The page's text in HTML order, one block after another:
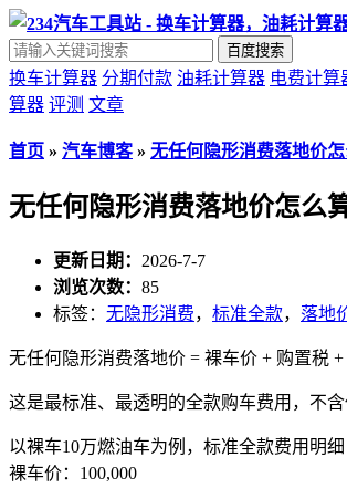
百度搜索
换车计算器 分期付款 油耗计算器 电费计算
算器 评测 文章
首页 » 汽车博客» 无任何隐形消费落地价
无任何隐形消费落地价怎么
更新日期： 2026-7-7
浏览次数： 85
标签： 无隐形消费， 标准全款， 落地
无任何隐形消费落地价 = 裸车价 + 购置税
这是最标准、最透明的全款购车费用，不
以裸车10万燃油车为例，标准全款费用明细
裸车价：100,000